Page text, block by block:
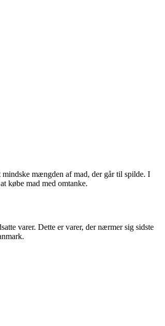
mængden af mad, der går til spilde. I
købe mad med omtanke.
varer. Dette er varer, der nærmer sig sidste